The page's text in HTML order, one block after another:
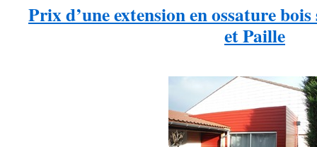
Prix d’une extension en ossature
et Paille